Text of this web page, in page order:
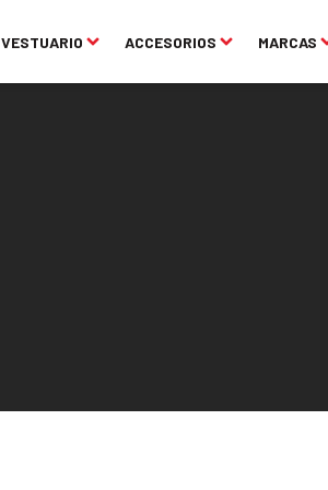
VESTUARIO ACCESORIOS MARCAS